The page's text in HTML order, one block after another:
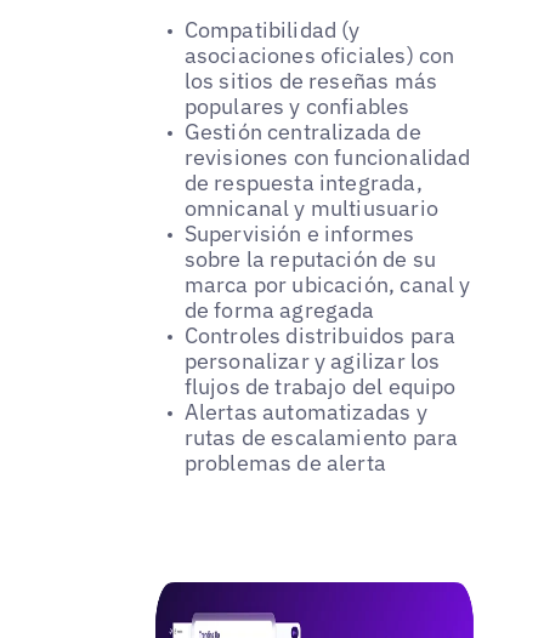
Compatibilidad (y
asociaciones oficiales) con
los sitios de reseñas más
populares y confiables
Gestión centralizada de
revisiones con funcionalidad
de respuesta integrada,
omnicanal y multiusuario
Supervisión e informes
sobre la reputación de su
marca por ubicación, canal y
de forma agregada
Controles distribuidos para
personalizar y agilizar los
flujos de trabajo del equipo
Alertas automatizadas y
rutas de escalamiento para
problemas de alerta